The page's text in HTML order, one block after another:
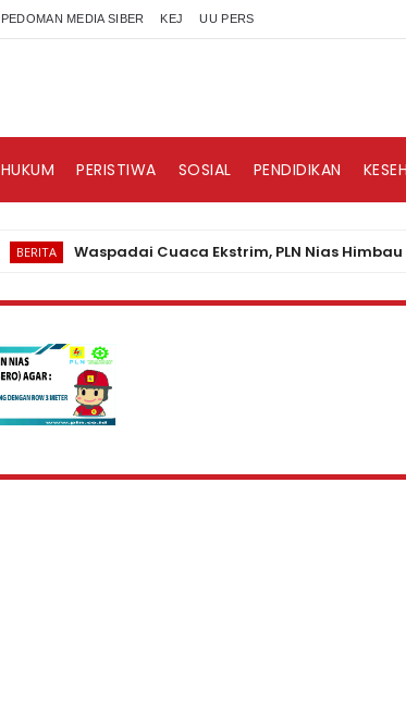
PEDOMAN MEDIA SIBER KEJ UU PERS
HUKUM PERISTIWA SOSIAL PENDIDIKAN
Waspadai Cuaca Ekstrim, PLN Nias Himbau